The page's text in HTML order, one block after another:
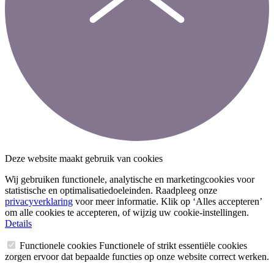
Deze website maakt gebruik van cookies
Wij gebruiken functionele, analytische en marketingcookies voor
statistische en optimalisatiedoeleinden. Raadpleeg onze
privacyverklaring voor meer informatie. Klik op ‘Alles accepteren’
om alle cookies te accepteren, of wijzig uw cookie-instellingen.
Details
Functionele cookies Functionele of strikt essentiële cookies
zorgen ervoor dat bepaalde functies op onze website correct werken.